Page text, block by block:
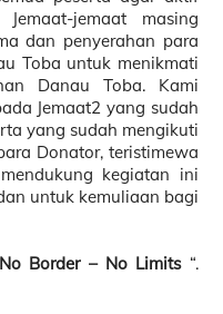
jemaat masing
dan penyerahan para
Toba untuk menikmati
Danau Toba. Kami
Jemaat2 yang sudah
yang sudah mengikuti
Donator, teristimewa
kegiatan ini
untuk kemuliaan bagi
Border – No Limits “.